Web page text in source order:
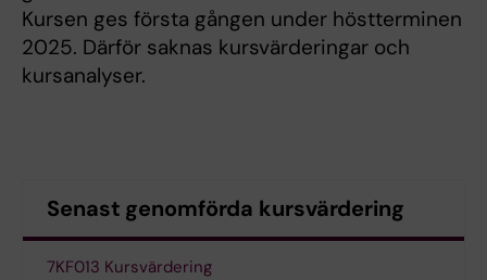
Kursen ges första gången under höstterminen
2025. Därför saknas kursvärderingar och
kursanalyser.
Senast genomförda kursvärdering
7KF013 Kursvärdering